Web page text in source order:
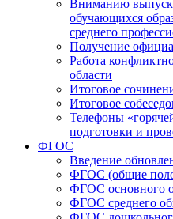
Вниманию
обучающихся
среднего
Получение
Работа
области
Итоговое
Итоговое
Телефоны
подготовки и
ФГОС
Введение
ФГОС (общие
ФГОС основного
ФГОС среднего